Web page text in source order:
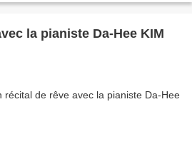
la pianiste Da-Hee KIM